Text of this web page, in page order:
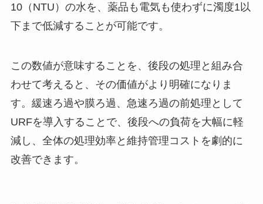
10（NTU）の水を、薬品も電気も使わずに濁度1以
下まで低減することが可能です。
この数値が意味することを、後段の処理と組み合
わせて考えると、その価値がより明確になりま
す。緩速ろ過や膜ろ過、急速ろ過の前処理として
URFを導入することで、後段への負荷を大幅に軽
減し、全体の処理効率と維持管理コストを劇的に
改善できます。